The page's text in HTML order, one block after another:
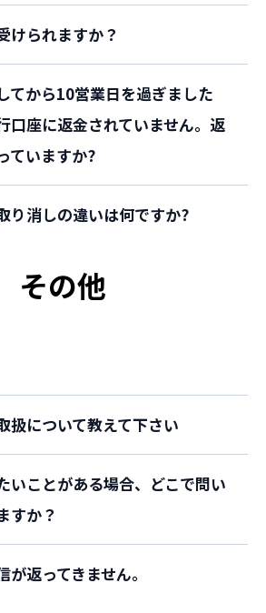
問い合わせフ
けられますか？
てから10営業日を過ぎました
口座に返金されていません。返
ていますか?
り消しの違いは何ですか?
その他
扱について教えて下さい
いことがある場合、どこで問い
すか？
が返ってきません。